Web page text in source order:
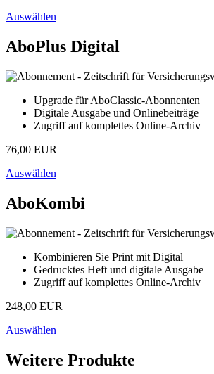
Auswählen
AboPlus Digital
Upgrade für AboClassic-Abonnenten
Digitale Ausgabe und Onlinebeiträge
Zugriff auf komplettes Online-Archiv
76,00 EUR
Auswählen
AboKombi
Kombinieren Sie Print mit Digital
Gedrucktes Heft und digitale Ausgabe
Zugriff auf komplettes Online-Archiv
248,00 EUR
Auswählen
Weitere Produkte